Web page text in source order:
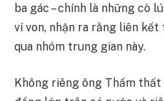
ba gác – chính là những cò
ví von, nhận ra rằng liên
qua nhóm trung gian này.
Không riêng ông Thấm